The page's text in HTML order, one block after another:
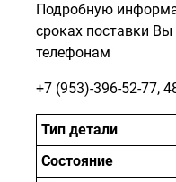
Подробную
сроках поставки
телефонам
+7 (953)-396-52-77,
Тип детали
Состояние